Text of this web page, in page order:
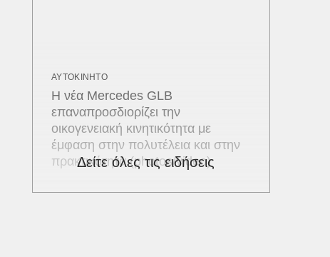
ΑΥΤΟΚΙΝΗΤΟ
Η νέα Mercedes GLB
επαναπροσδιορίζει την
οικογενειακή κινητικότητα με
έμφαση στην πολυτέλεια και στην
πρακτικότητα (photos/video)
Δείτε όλες τις ειδήσεις